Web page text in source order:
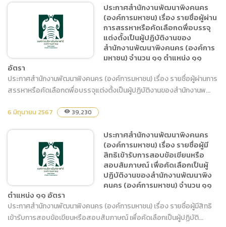
มาตรการส่งเสริมคุณธรรม
และความโปร่งใสภายในหน่วย
ประกาศสำนักงานพัฒนาพิง
คนคร (องค์การมหาชน) เรื่อง
รายชื่อผู้ผ่านการสรรหาหรือ
คัดเลือกดพื่อบรรจุแต่งตั้งเป็น
ผู้ปฏิบัติงานของสำนักงาน
พัฒนาพิงคนคร (องค์การ
มหาชน) จำนวน ๑๑ ตำแหน่ง
ประกาศสำนักงานพัฒนาพิงคนคร
(องค์การมหาชน) เรื่อง รายชื่อผู้ผ่าน
การสรรหาหรือคัดเลือกดพื่อบรรจุ
แต่งตั้งเป็นผู้ปฏิบัติงานของ
สำนักงานพัฒนาพิงคนคร (องค์การ
มหาชน) จำนวน ๑๑ ตำแหน่ง ๑๑
อัตรา
ประกาศสำนักงานพัฒนาพิงคนคร (องค์การมหาชน) เรื่อง รายชื่อผู้ผ่านการ
สรรหาหรือคัดเลือกดพื่อบรรจุแต่งตั้งเป็นผู้ปฏิบัติงานของสำนักงานพ...
6 มิถุนายน 2567 visibility 39,230
ประกาศสำนักงานพัฒนาพิง
ประกาศสำนักงานพัฒนาพิงคนคร
(องค์การมหาชน) เรื่อง รายชื่อผู้มี
สิทธิเข้ารับการสอบข้อเขียนหรือ
สอบสัมภาษณ์ เพื่อคัดเลือกเป็นผู้
ปฏิบัติงานของสำนักงานพัฒนาพิง
คนคร (องค์การมหาชน) จำนวน ๑๑
ตำแหน่ง ๑๑ อัตรา
ประกาศสำนักงานพัฒนาพิงคนคร (องค์การมหาชน) เรื่อง รายชื่อผู้มีสิทธิ
เข้ารับการสอบข้อเขียนหรือสอบสัมภาษณ์ เพื่อคัดเลือกเป็นผู้ปฏิบัติ...